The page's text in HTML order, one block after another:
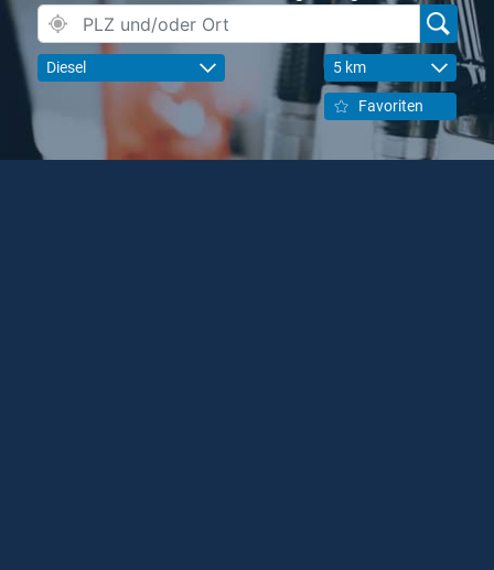
Diesel 5 km
Favoriten